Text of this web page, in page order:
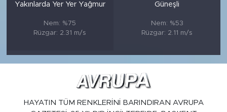
Yakınlarda Yer Yer Yağmur
Nem: %75
Rüzgar: 2.31 m/s
Güneşli
Nem: %53
Rüzgar: 2.11 m/s
HAYATIN TÜM RENKLERİNİ BARINDIRAN AVRUPA